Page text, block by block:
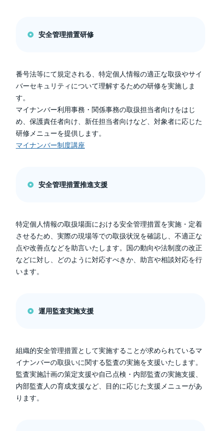
安全管理措置研修
番号法等にて規定される、特定個人情報の適正な取扱やサイ
バーセキュリティについて理解するための研修を実施しま
す。
マイナンバー利用事務・関係事務の取扱担当者向けをはじ
め、保護責任者向け、新任担当者向けなど、対象者に応じた
研修メニューを提供します。
マイナンバー制度講座
安全管理措置推進支援
特定個人情報の取扱場面における安全管理措置を実施・定着
させるため、実際の現場等での取扱状況を確認し、不適正な
点や改善点などを助言いたします。国の動向や法制度の改正
などに対し、どのように対応すべきか、助言や相談対応を行
います。
運用監査実施支援
組織的安全管理措置として実施することが求められているマ
イナンバーの取扱いに関する監査の実施を支援いたします。
監査実施計画の策定支援や自己点検・内部監査の実施支援、
内部監査人の育成支援など、目的に応じた支援メニューがあ
ります。